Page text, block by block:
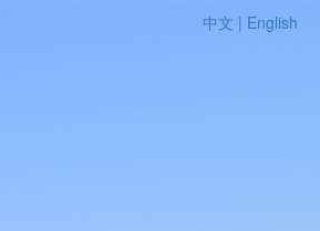
中文 | English